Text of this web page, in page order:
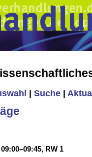
Suche
RW 1